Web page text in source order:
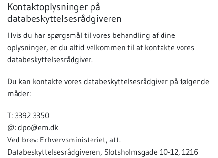
Kontaktoplysninger på
databeskyttelsesrådgiveren
Hvis du har spørgsmål til vores behandling af dine
oplysninger, er du altid velkommen til at kontakte vores
databeskyttelsesrådgiver.
Du kan kontakte vores databeskyttelsesrådgiver på følgende
måder:
T: 3392 3350
@: dpo@em.dk
Ved brev: Erhvervsministeriet, att.
Databeskyttelsesrådgiveren, Slotsholmsgade 10-12, 1216